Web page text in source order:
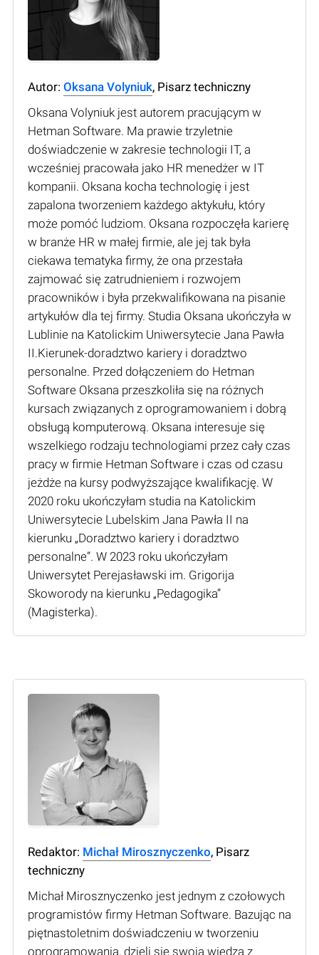
Autor: Oksana Volyniuk, Pisarz techniczny
Oksana Volyniuk jest autorem pracującym w
Hetman Software. Ma prawie trzyletnie
doświadczenie w zakresie technologii IT, a
wcześniej pracowała jako HR menedżer w IT
kompanii. Oksana kocha technologię i jest
zapalona tworzeniem każdego aktykułu, który
może pomóć ludziom. Oksana rozpoczęła karierę
w branże HR w małej firmie, ale jej tak była
ciekawa tematyka firmy, że ona przestała
zajmować się zatrudnieniem i rozwojem
pracowników i była przekwalifikowana na pisanie
artykułów dla tej firmy. Studia Oksana ukończyła w
Lublinie na Katolickim Uniwersytecie Jana Pawła
II.Kierunek-doradztwo kariery i doradztwo
personalne. Przed dołączeniem do Hetman
Software Oksana przeszkoliła się na różnych
kursach związanych z oprogramowaniem i dobrą
obsługą komputerową. Oksana interesuje się
wszelkiego rodzaju technologiami przez cały czas
pracy w firmie Hetman Software i czas od czasu
jeżdże na kursy podwyższające kwalifikację. W
2020 roku ukończyłam studia na Katolickim
Uniwersytecie Lubelskim Jana Pawła II na
kierunku „Doradztwo kariery i doradztwo
personalne”. W 2023 roku ukończyłam
Uniwersytet Perejasławski im. Grigorija
Skoworody na kierunku „Pedagogika”
(Мagisterka).
Redaktor: Michał Mirosznyczenko, Pisarz
techniczny
Michał Mirosznyczenko jest jednym z czołowych
programistów firmy Hetman Software. Bazując na
piętnastoletnim doświadczeniu w tworzeniu
oprogramowania, dzieli się swoją wiedzą z